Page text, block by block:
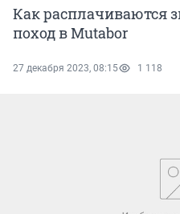
Как расплачиваются
поход в Mutabor
27 декабря 2023, 08:15 1 118